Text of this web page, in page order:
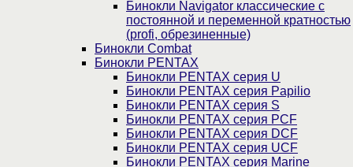
Бинокли Navigator классические с
постоянной и переменной кратностью
(profi, обрезиненные)
Бинокли Combat
Бинокли PENTAX
Бинокли PENTAX серия U
Бинокли PENTAX серия Papilio
Бинокли PENTAX серия S
Бинокли PENTAX серия PCF
Бинокли PENTAX серия DCF
Бинокли PENTAX серия UCF
Бинокли PENTAX серия Marine